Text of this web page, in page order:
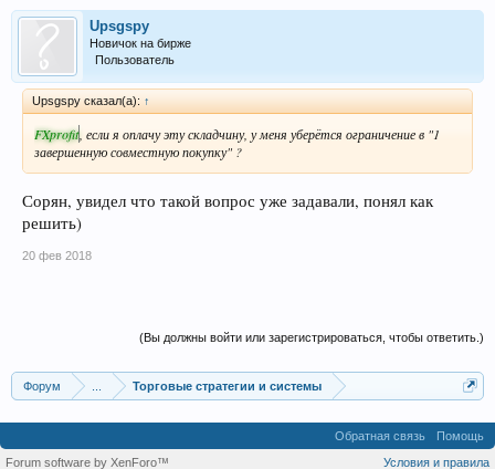
Upsgspy
Новичок на бирже
Пользователь
Upsgspy сказал(а): ↑
FXprofit , если я оплачу эту складчину, у меня уберётся ограничение в "1
завершенную совместную покупку" ?
Сорян, увидел что такой вопрос уже задавали, понял как
решить)
20 фев 2018
(Вы должны войти или зарегистрироваться, чтобы ответить.)
Форум Торговые стратегии и системы
Обратная связь
Помощь
Условия и правила
Forum software by XenForo™